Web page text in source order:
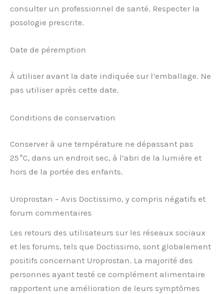
consulter un professionnel de santé. Respecter la
posologie prescrite.
Date de péremption
À utiliser avant la date indiquée sur l’emballage. Ne
pas utiliser après cette date.
Conditions de conservation
Conserver à une température ne dépassant pas
25 °C, dans un endroit sec, à l’abri de la lumière et
hors de la portée des enfants.
Uroprostan – Avis Doctissimo, y compris négatifs et
forum commentaires
Les retours des utilisateurs sur les réseaux sociaux
et les forums, tels que Doctissimo, sont globalement
positifs concernant Uroprostan. La majorité des
personnes ayant testé ce complément alimentaire
rapportent une amélioration de leurs symptômes